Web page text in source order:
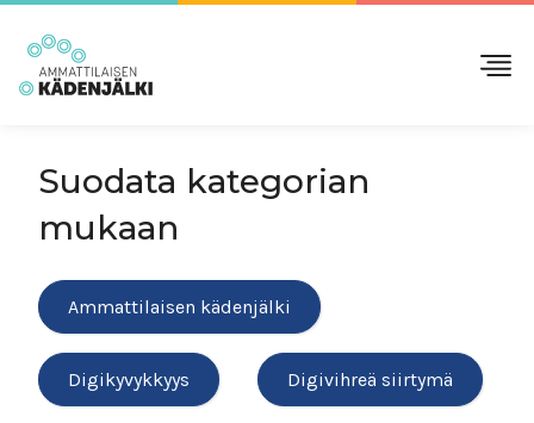
Suodata kategorian
mukaan
Ammattilaisen kädenjälki
Digikyvykkyys Digivihreä siirtymä